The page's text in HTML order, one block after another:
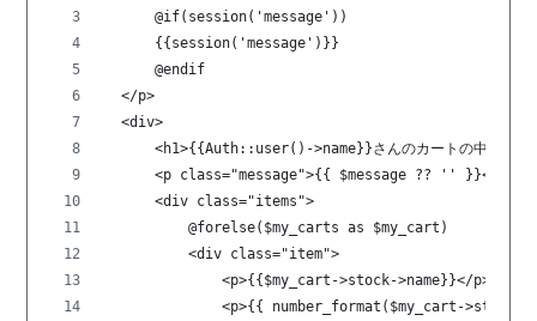
      @if(session('message'))
      {{session('message')}}
      @endif
  </p>
  <div>
<h1>{{Auth::user()->name}}さんのカートの中身</
      <p class="message">{{ $message ?? '' }}</p>
      <div class="items">
          @forelse($my_carts as $my_cart)
          <div class="item">
              <p>{{$my_cart->stock->name}}</p>
<p>{{ number_format($my_cart->stock-